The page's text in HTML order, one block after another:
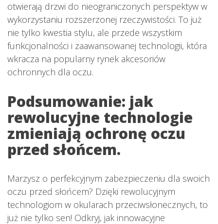
otwierają drzwi do nieograniczonych perspektyw w
wykorzystaniu rozszerzonej rzeczywistości. To już
nie tylko kwestia stylu, ale przede wszystkim
funkcjonalności i zaawansowanej technologii, która
wkracza na popularny rynek akcesoriów
ochronnych dla oczu.
Podsumowanie: jak
rewolucyjne technologie
zmieniają ochronę oczu
przed słońcem.
Marzysz o perfekcyjnym zabezpieczeniu dla swoich
oczu przed słońcem? Dzięki rewolucyjnym
technologiom w okularach przeciwsłonecznych, to
już nie tylko sen! Odkryj, jak innowacyjne